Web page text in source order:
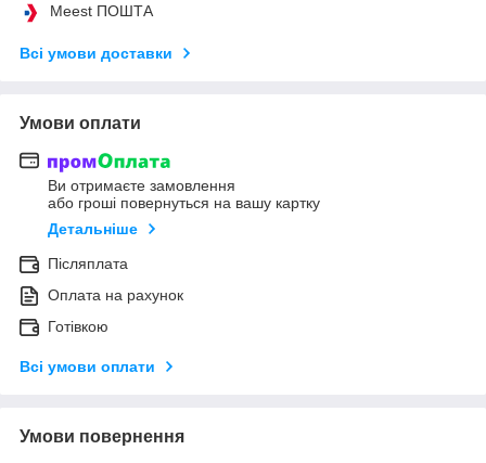
Meest ПОШТА
Всі умови доставки
Умови оплати
Ви отримаєте замовлення
або гроші повернуться на вашу картку
Детальніше
Післяплата
Оплата на рахунок
Готівкою
Всі умови оплати
Умови повернення